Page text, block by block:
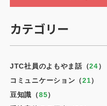
カテゴリー
JTC社員のよもやま話（24）
コミュニケーション（21）
豆知識（85）